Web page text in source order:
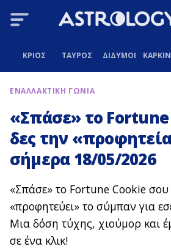
ΚΡΙΟΣ ΤΑΥΡΟΣ ΔΙΔΥΜΟΙ
ΕΝΑΛΛΑΚΤΙΚΗ ΓΩΝΙΑ
«Σπάσε» το Fortune
δες την
σήμερα 18/05/2026
«Σπάσε» το Fortune Cookie σου
«προφητεύει» το σύμπαν για
Μια δόση τύχης, χιούμορ και
σε ένα κλικ!